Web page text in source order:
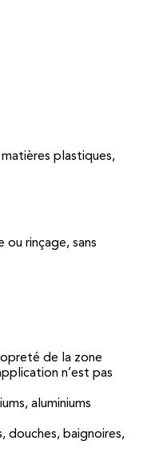
plastiques,
rinçage, sans
de la zone
n’est pas
aluminiums
douches, baignoires,